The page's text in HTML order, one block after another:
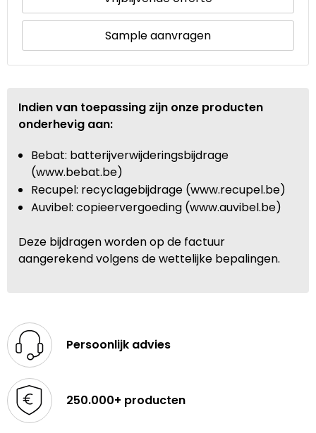
Sample aanvragen
Indien van toepassing zijn onze producten
onderhevig aan:
Bebat: batterijverwijderingsbijdrage
(www.bebat.be)
Recupel: recyclagebijdrage (www.recupel.be)
Auvibel: copieervergoeding (www.auvibel.be)
Deze bijdragen worden op de factuur
aangerekend volgens de wettelijke bepalingen.
Persoonlijk advies
250.000+ producten